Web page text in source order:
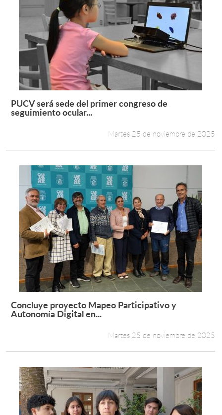
Leer más +
PUCV será sede del primer congreso de
seguimiento ocular...
Martes 25 de noviembre de 2025
Leer más +
Concluye proyecto Mapeo Participativo y
Autonomía Digital en...
Martes 25 de noviembre de 2025